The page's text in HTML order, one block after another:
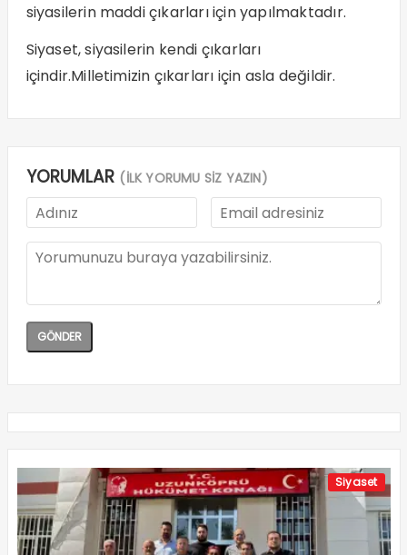
siyasilerin maddi çıkarları için yapılmaktadır.
Siyaset, siyasilerin kendi çıkarları
içindir.Milletimizin çıkarları için asla değildir.
YORUMLAR (İLK YORUMU SİZ YAZIN)
Siyaset